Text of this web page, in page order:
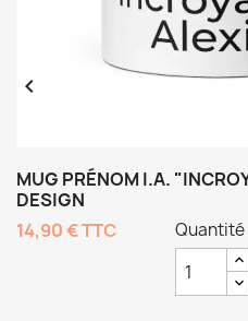

MUG PRÉNOM I.A.
DESIGN
14,90 €TTC Quantité